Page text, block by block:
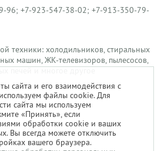
96; +7-923-547-38-02; +7-913-350-79-
техники: холодильников, стиральных
машин, ЖК-телевизоров, пылесосов,
печей и многое другое
1
сайта и его взаимодействия с
файлы cookie. Для
сайта мы используем
«Принять», если
обработки cookie и ваших
Вы всегда можете отключить
вашего браузера.